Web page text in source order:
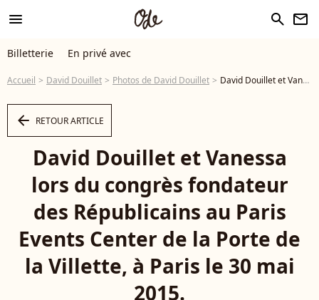
menu search newsletter
Billetterie En privé avec
Accueil David Douillet Photos de David Douillet David Douillet et Vanessa lors du congrès fondateur des Républicains au Paris Events Center de la Porte de la Villette, à Paris le 30 mai 2015. - Photo
arrow_left RETOUR ARTICLE
David Douillet et Vanessa
lors du congrès fondateur
des Républicains au Paris
Events Center de la Porte de
la Villette, à Paris le 30 mai
2015.